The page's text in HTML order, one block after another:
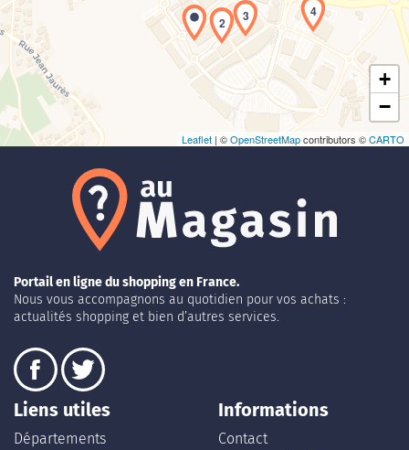
2 3 4
+
−
Leaflet | ©OpenStreetMapcontributors ©CARTO
Portail en ligne du shopping en France.
Nous vous accompagnons au quotidien pour vos achats :
actualités shopping et bien d’autres services.
Liens utiles
Départements
Informations
Contact